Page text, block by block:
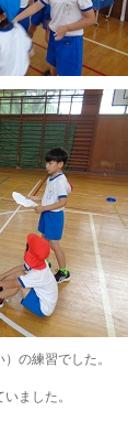
の練習でした。
ました。